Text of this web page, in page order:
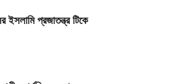
ইসলামি প্রজাতন্ত্র টিকে